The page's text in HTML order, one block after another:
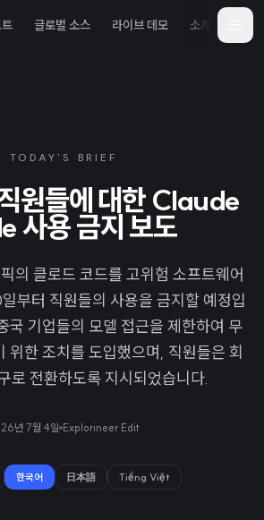
글로벌 소스 라이브 데모 소개
TODAY'S BRIEF
원들에 대한 Claude
사용 금지 보도
의 클로드 코드를 고위험 소프트웨어
부터 직원들의 사용을 금지할 예정입
국 기업들의 모델 접근을 제한하여 무
위한 조치를 도입했으며, 직원들은 회
로 전환하도록 지시되었습니다.
년 7월 4일 Explorineer Edit
한국어 日本語 Tiếng Việt